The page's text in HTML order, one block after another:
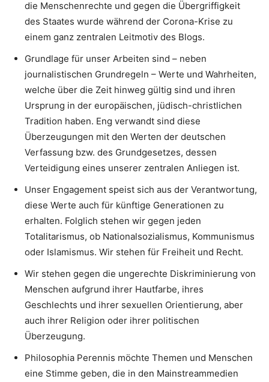
die Menschenrechte und gegen die Übergriffigkeit
des Staates wurde während der Corona-Krise zu
einem ganz zentralen Leitmotiv des Blogs.
Grundlage für unser Arbeiten sind – neben
journalistischen Grundregeln – Werte und Wahrheiten,
welche über die Zeit hinweg gültig sind und ihren
Ursprung in der europäischen, jüdisch-christlichen
Tradition haben. Eng verwandt sind diese
Überzeugungen mit den Werten der deutschen
Verfassung bzw. des Grundgesetzes, dessen
Verteidigung eines unserer zentralen Anliegen ist.
Unser Engagement speist sich aus der Verantwortung,
diese Werte auch für künftige Generationen zu
erhalten. Folglich stehen wir gegen jeden
Totalitarismus, ob Nationalsozialismus, Kommunismus
oder Islamismus. Wir stehen für Freiheit und Recht.
Wir stehen gegen die ungerechte Diskriminierung von
Menschen aufgrund ihrer Hautfarbe, ihres
Geschlechts und ihrer sexuellen Orientierung, aber
auch ihrer Religion oder ihrer politischen
Überzeugung.
Philosophia Perennis möchte Themen und Menschen
eine Stimme geben, die in den Mainstreammedien